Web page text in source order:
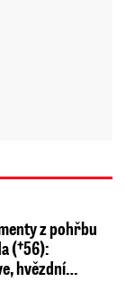
z pohřbu
(†56):
hvězdní…